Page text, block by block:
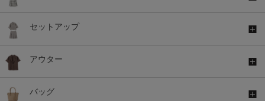
セットアップ
アウター
バッグ